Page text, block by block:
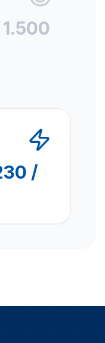
1.500
/